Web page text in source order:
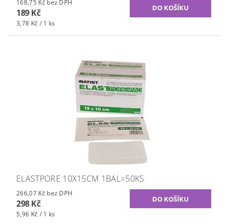
168,75 Kč bez DPH
189 Kč
3,78 Kč / 1 ks
ELASTPORE 10X15CM 1BAL=50KS
266,07 Kč bez DPH
298 Kč
5,96 Kč / 1 ks